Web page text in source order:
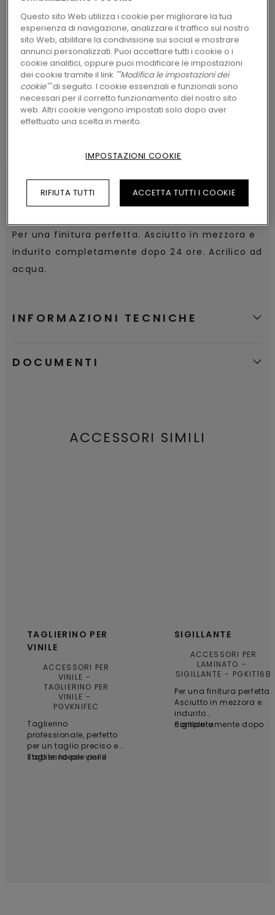
CERCA
CARATTERISTICHE DEL PRODOTTO
Per una finitura perfetta. Asciutto in mezzora e
indurito completamente dopo 24 ore. Acrilico ad
acqua.
INFORMAZIONI TECNICHE
DOCUMENTI
ACCESSORI SIMILI
TAGLIERINO PER
VINILE
ACCESSORI PER
VINILE
TAGLIERINO PER
VINILE
PGVKNIFEC
Taglierino
professionale, perfetto
per un taglio preciso e
stabile. Ideale per il
Taglierino per vinile
SIGILLANTE
ACCESSORI PER
LAMINATO
SIGILLANTE
PGKIT16B
Per una finitura perfetta.
Asciutto in mezzora e
indurito
completamente dopo
Sigillante
Questo sito Web utilizza i cookie per migliorare la tua
esperienza di navigazione, analizzare il traffico sul nostro
sito Web, abilitare la condivisione sui social e mostrare
annunci personalizzati. Puoi accettare tutti i cookie o i
cookie analitici, oppure puoi modificare le impostazioni
dei cookie tramite il link ""Modifica le impostazioni dei
cookie""di seguito. I cookie essenziali e funzionali sono
necessari per il corretto funzionamento del nostro sito
web. Altri cookie vengono impostati solo dopo aver
effettuato una scelta in merito.
IMPOSTAZIONI COOKIE
RIFIUTA TUTTI ACCETTA TUTTI I COOKIE